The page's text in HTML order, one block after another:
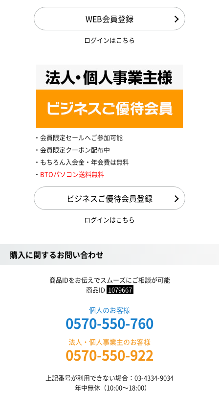
WEB会員登録
ログインはこちら
会員限定セールへご参加可能
会員限定クーポン配布中
もちろん入会金・年会費は無料
BTOパソコン送料無料
ビジネスご優待会員登録
ログインはこちら
購入に関するお問い合わせ
商品IDをお伝えでスムーズにご相談が可能
商品ID 1079667
個人のお客様
0570-550-760
法人・個人事業主のお客様
0570-550-922
上記番号が利用できない場合：03-4334-9034
年中無休（10:00〜18:00）